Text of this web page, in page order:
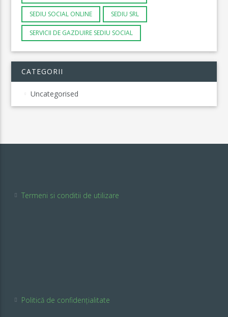
SEDIU SOCIAL ONLINE SEDIU SRL
SERVICII DE GAZDUIRE SEDIU SOCIAL
CATEGORII
Uncategorised
Termeni si conditii de utilizare
Politică de confidențialitate